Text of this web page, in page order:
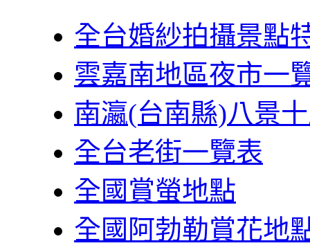
全台婚紗拍攝景點
雲嘉南地區夜市一
南瀛(台南縣)八景
全台老街一覽表
全國賞螢地點
全國阿勃勒賞花地